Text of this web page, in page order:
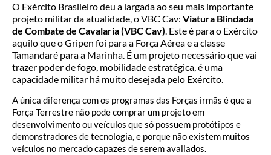
O Exército Brasileiro deu a largada ao seu mais importante
projeto militar da atualidade, o VBC Cav: Viatura Blindada
de Combate de Cavalaria (VBC Cav). Este é para o Exército
aquilo que o Gripen foi para a Força Aérea e a classe
Tamandaré para a Marinha. É um projeto necessário que vai
trazer poder de fogo, mobilidade estratégica, é uma
capacidade militar há muito desejada pelo Exército.
A única diferença com os programas das Forças irmãs é que a
Força Terrestre não pode comprar um projeto em
desenvolvimento ou veículos que só possuem protótipos e
demonstradores de tecnologia, e porque não existem muitos
veículos no mercado capazes de serem avaliados.